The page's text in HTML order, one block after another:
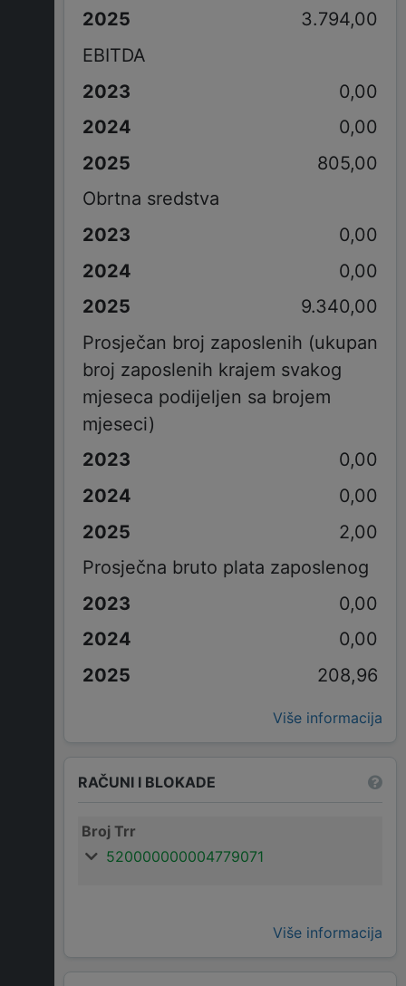
3.794,00
EBITDA
0,00
0,00
805,00
Obrtna sredstva
0,00
0,00
9.340,00
Prosječan broj zaposlenih (ukupan
broj zaposlenih krajem svakog
mjeseca podijeljen sa brojem
mjeseci)
0,00
0,00
2,00
Prosječna bruto plata zaposlenog
0,00
0,00
208,96
Više informacija
RAČUNI I BLOKADE
Broj Trr
520000000004779071
Više informacija